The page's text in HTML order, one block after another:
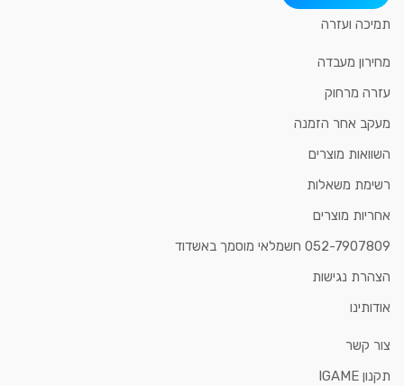
תמיכה ועזרה
מחירון מעבדה
עזרה מרחוק
מעקב אחר הזמנה
השוואות מוצרים
רשימת משאלות
אחריות מוצרים
052-7907809 חשמלאי מוסמך באשדוד
הצהרת נגישות
אודותינו
צור קשר
תקנון IGAME